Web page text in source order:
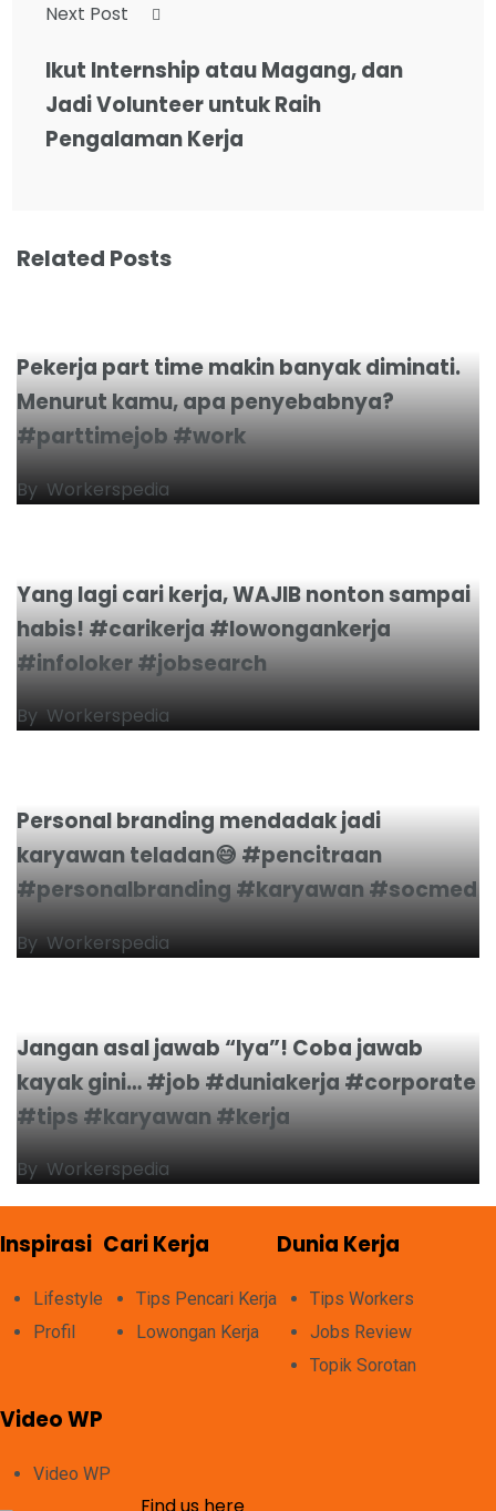
Next Post
Ikut Internship atau Magang, dan
Jadi Volunteer untuk Raih
Pengalaman Kerja
Related Posts
Pekerja part time makin banyak diminati.
Menurut kamu, apa penyebabnya?
#parttimejob #work
ByWorkerspedia
Yang lagi cari kerja, WAJIB nonton sampai
habis! #carikerja #lowongankerja
#infoloker #jobsearch
ByWorkerspedia
Personal branding mendadak jadi
karyawan teladan😅 #pencitraan
#personalbranding #karyawan #socmed
ByWorkerspedia
Jangan asal jawab “Iya”! Coba jawab
kayak gini… #job #duniakerja #corporate
#tips #karyawan #kerja
ByWorkerspedia
Inspirasi
Lifestyle
Profil
Cari Kerja
Tips Pencari Kerja
Lowongan Kerja
Dunia Kerja
Tips Workers
Jobs Review
Topik Sorotan
Video WP
Video WP